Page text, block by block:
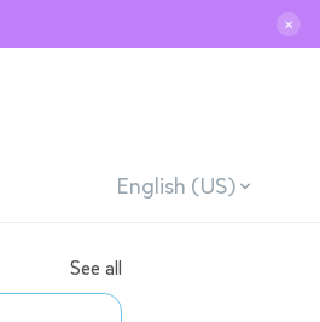
✕
English (US)
See all